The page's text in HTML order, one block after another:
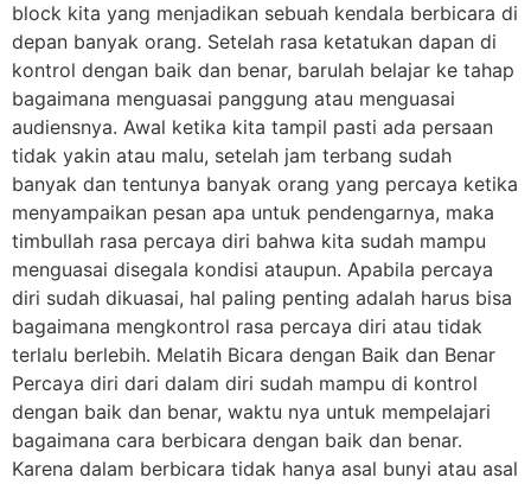
block kita yang menjadikan sebuah kendala berbicara di
depan banyak orang. Setelah rasa ketatukan dapan di
kontrol dengan baik dan benar, barulah belajar ke tahap
bagaimana menguasai panggung atau menguasai
audiensnya. Awal ketika kita tampil pasti ada persaan
tidak yakin atau malu, setelah jam terbang sudah
banyak dan tentunya banyak orang yang percaya ketika
menyampaikan pesan apa untuk pendengarnya, maka
timbullah rasa percaya diri bahwa kita sudah mampu
menguasai disegala kondisi ataupun. Apabila percaya
diri sudah dikuasai, hal paling penting adalah harus bisa
bagaimana mengkontrol rasa percaya diri atau tidak
terlalu berlebih. Melatih Bicara dengan Baik dan Benar
Percaya diri dari dalam diri sudah mampu di kontrol
dengan baik dan benar, waktu nya untuk mempelajari
bagaimana cara berbicara dengan baik dan benar.
Karena dalam berbicara tidak hanya asal bunyi atau asal